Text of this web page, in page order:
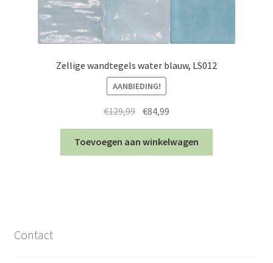
Zellige wandtegels water blauw, LS012
AANBIEDING!
€129,99 Oorspronkelijke
was:
€129,99.
€84,99
is:
€84,99.
Toevoegen aan winkelwagen
Contact